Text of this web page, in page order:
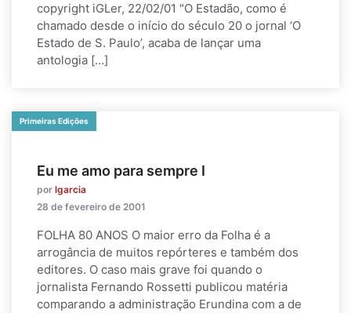
copyright iGLer, 22/02/01 "O Estadão, como é
chamado desde o início do século 20 o jornal ‘O
Estado de S. Paulo’, acaba de lançar uma
antologia […]
Primeiras Edições
Eu me amo para sempre I
por lgarcia
28 de fevereiro de 2001
FOLHA 80 ANOS O maior erro da Folha é a
arrogância de muitos repórteres e também dos
editores. O caso mais grave foi quando o
jornalista Fernando Rossetti publicou matéria
comparando a administração Erundina com a de